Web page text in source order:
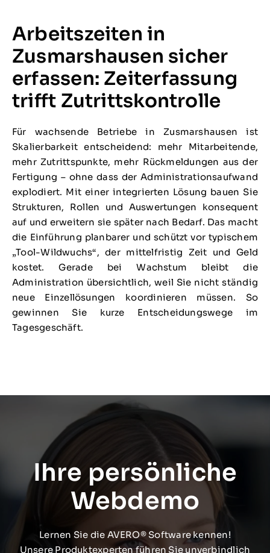
Arbeitszeiten in
Zusmarshausen sicher
erfassen: Zeiterfassung
trifft Zutrittskontrolle
Für wachsende Betriebe in Zusmarshausen ist
Skalierbarkeit entscheidend: mehr Mitarbeitende,
mehr Zutrittspunkte, mehr Rückmeldungen aus der
Fertigung – ohne dass der Administrationsaufwand
explodiert. Mit einer integrierten Lösung bauen Sie
Strukturen, Rollen und Auswertungen konsequent
auf und erweitern sie später nach Bedarf. Das macht
die Einführung planbarer und schützt vor typischem
„Tool-Wildwuchs“, der mittelfristig Zeit und Geld
kostet. Gerade bei Wachstum bleibt die
Administration übersichtlich, weil Sie nicht ständig
neue Einzellösungen koordinieren müssen. So
gewinnen Sie kurze Entscheidungswege im
Tagesgeschäft.
Ihre persönliche
Webdemo
Lernen Sie die AVERO® Software kennen!
Unsere Produktexperten führen Sie unverbindlich